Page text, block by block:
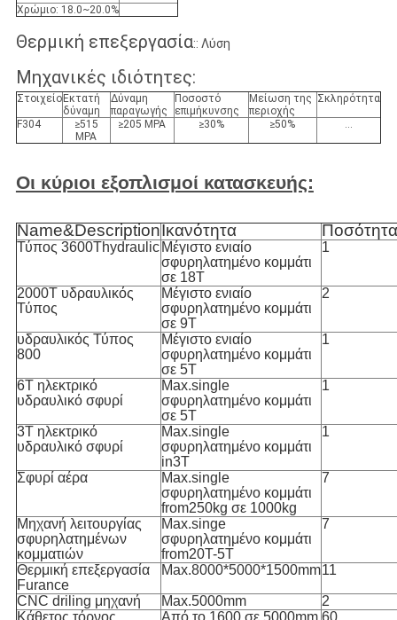
Χρώμιο: 18.0~20.0%
Θερμική επεξεργασία:: Λύση
Μηχανικές ιδιότητες:
Στοιχείο Εκτατή
δύναμη
Δύναμη
παραγωγής
Ποσοστό
επιμήκυνσης
Μείωση της
περιοχής
Σκληρότητα
F304
≥515
MPA
≥205 MPA ≥30% ≥50% …
Οι κύριοι εξοπλισμοί κατασκευής:
Name&DescriptionΙκανότητα Ποσότητα
Τύπος 3600Thydraulic Μέγιστο ενιαίο
σφυρηλατημένο κομμάτι
σε 18T
1
2000T υδραυλικός
Τύπος
Μέγιστο ενιαίο
σφυρηλατημένο κομμάτι
σε 9T
2
υδραυλικός Τύπος
800
Μέγιστο ενιαίο
σφυρηλατημένο κομμάτι
σε 5T
1
6T ηλεκτρικό
υδραυλικό σφυρί
Max.single
σφυρηλατημένο κομμάτι
σε 5T
1
3T ηλεκτρικό
υδραυλικό σφυρί
Max.single
σφυρηλατημένο κομμάτι
in3T
1
Σφυρί αέρα
Max.single
σφυρηλατημένο κομμάτι
from250kg σε 1000kg
7
Μηχανή λειτουργίας
σφυρηλατημένων
κομματιών
Max.singe
σφυρηλατημένο κομμάτι
from20T-5T
7
Θερμική επεξεργασία
Furance
Max.8000*5000*1500mm11
CNC driling μηχανή Max.5000mm
2